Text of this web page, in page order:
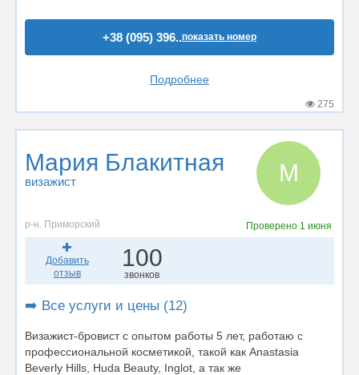
+38 (095) 396..показать номер
Подробнее
275
Мария Блакитная
визажист М
р-н. Приморский Проверено 1 июня
Добавить
отзыв
100
звонков
➡️ Все услуги и цены (12)
Визажист-бровист с опытом работы 5 лет, работаю с
профессиональной косметикой, такой как Anastasia
Beverly Hills, Huda Beauty, Inglot, а так же